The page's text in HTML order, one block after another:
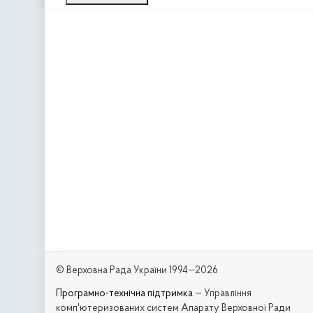
© Верховна Рада України 1994—2026
Програмно-технічна підтримка — Управління
комп'ютеризованих систем Апарату Верховної Ради